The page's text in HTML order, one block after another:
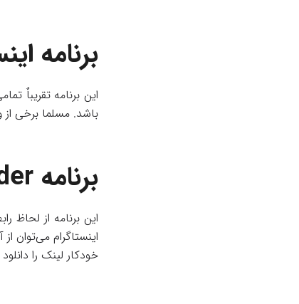
برنامه
این برنامه تقریباٌ
باشد. مسلما برخی از
برنامه
این برنامه از لحاظ
اینستاگرام می‌توان
خودکار لینک را